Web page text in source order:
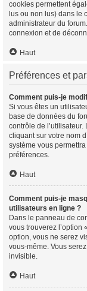
cookies permettent
lus ou non lus) dans le
administrateur du
connexion et de
Haut
Préférences et
Comment puis-je
Si vous êtes un
base de données du
contrôle de
cliquant sur votre nom
système vous
préférences.
Haut
Comment puis-je
utilisateurs en ligne ?
Dans le panneau de
vous trouverez l’option
option, vous ne serez
vous-même. Vous
invisible.
Haut